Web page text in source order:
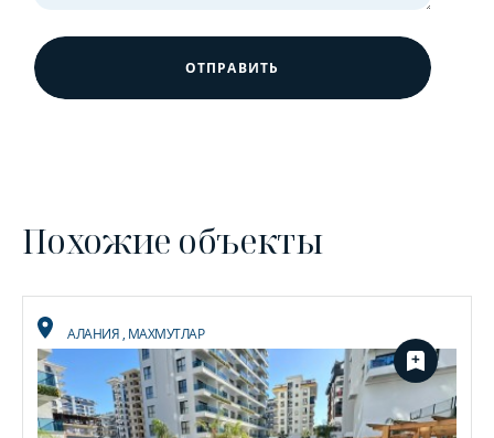
ОТПРАВИТЬ
Похожие объекты
АЛАНИЯ, МАХМУТЛАР